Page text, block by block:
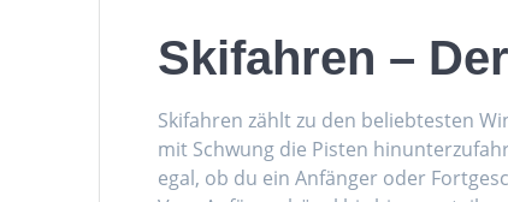
Skifahren –
Skifahren zählt zu den beliebtesten
mit Schwung die Pisten
egal, ob du ein Anfänger oder